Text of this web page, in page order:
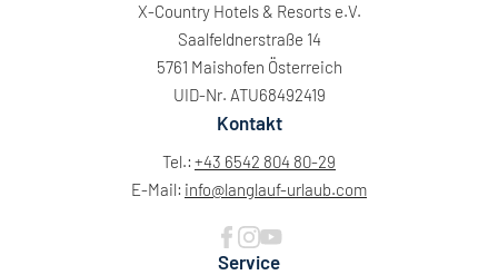
X-Country Hotels & Resorts e.V.
Saalfeldnerstraße 14
5761 Maishofen Österreich
UID-Nr. ATU68492419
Kontakt
Tel.: +43 6542 804 80-29
E-Mail: info@langlauf-urlaub.com
Service